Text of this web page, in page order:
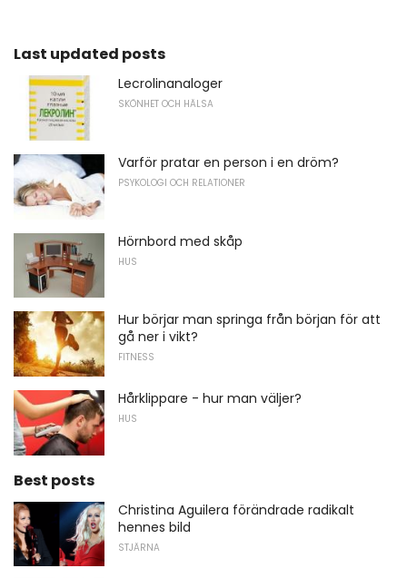
Last updated posts
Lecrolinanaloger
SKÖNHET OCH HÄLSA
Varför pratar en person i en dröm?
PSYKOLOGI OCH RELATIONER
Hörnbord med skåp
HUS
Hur börjar man springa från början för att
gå ner i vikt?
FITNESS
Hårklippare - hur man väljer?
HUS
Best posts
Christina Aguilera förändrade radikalt
hennes bild
STJÄRNA